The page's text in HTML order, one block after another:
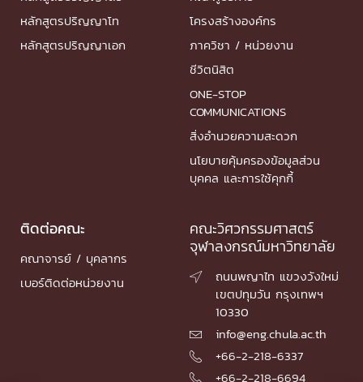
หลักสูตรปริญญาโท
หลักสูตรปริญญาเอก
โครงสร้างองค์กร
ภาควิชา / หน่วยงาน
ชีวิตนิสิต
ONE-STOP
COMMUNICATIONS
สิ่งอำนวยความสะดวก
นโยบายคุ้มครองข้อมูลส่วน
บุคคล และการใช้คุกกี้
ติดต่อคณะ
คณาจารย์ / บุคลากร
เบอร์ติดต่อหน่วยงาน
คณะวิศวกรรมศาสตร์
จุฬาลงกรณ์มหาวิทยาลัย

ถนนพญาไท แขวงวังใหม่
เขตปทุมวัน กรุงเทพฯ
10330
 info@eng.chula.ac.th
 +66-2-218-6337
 +66-2-218-6694